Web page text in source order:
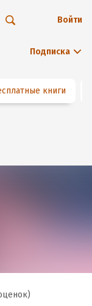
Подписка
Войти
книги
)